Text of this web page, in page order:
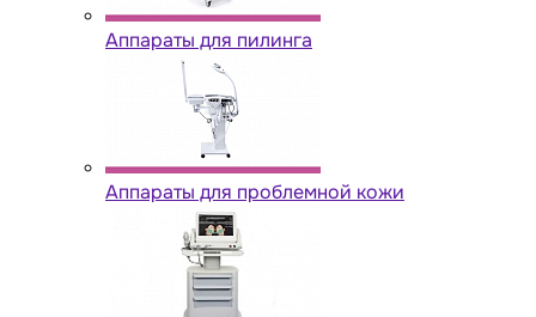
Аппараты для пилинга
Аппараты для проблемной кожи